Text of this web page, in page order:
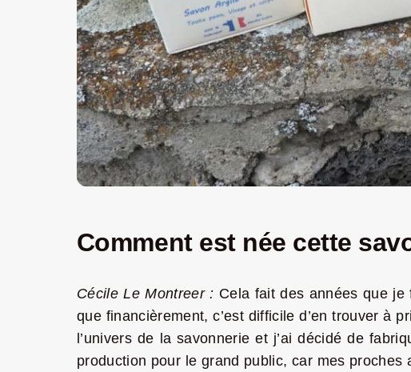
Comment est née cette
Cécile Le Montreer : Cela fait des années que
que financièrement, c’est difficile d’en trouver à
l’univers de la savonnerie et j’ai décidé de
production pour le grand public, car mes proches